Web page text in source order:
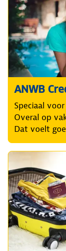
ANWB
Speciaal
Overal op
Dat voelt